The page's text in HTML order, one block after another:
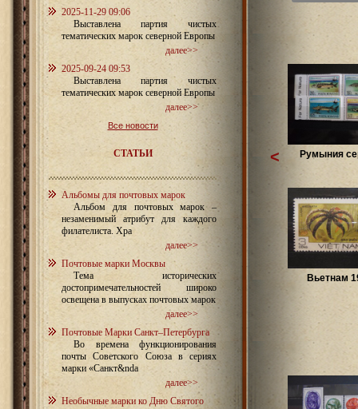
2025-11-29 09:06
Выставлена партия чистых
тематических марок северной Европы
далее>>
2025-09-24 09:53
Выставлена партия чистых
тематических марок северной Европы
далее>>
Все новости
СТАТЬИ
Альбомы для почтовых марок
Альбом для почтовых марок –
незаменимый атрибут для каждого
филателиста. Хра
далее>>
Почтовые марки Москвы
Тема исторических
достопримечательностей широко
освещена в выпусках почтовых марок
далее>>
Почтовые Марки Санкт–Петербурга
Во времена функционирования
почты Советского Союза в сериях
марки «Санкт&nda
далее>>
Необычные марки ко Дню Святого
Румыния
Вьетнам
<